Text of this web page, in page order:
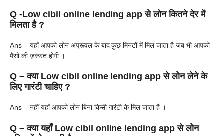
Q -Low cibil online lending app से लोन कितने देर में
मिलता है ?
Ans – यहाँ आपको लोन अप्रूवल के बाद कुछ मिनटों में मिल जाता है जब भी आपको
पैसों की ज़रूरत होगी ।
Q – क्या Low cibil online lending app से लोन लेने के
लिए गारंटी चाहिए ?
Ans – नहीं यहाँ आपको लोन बिना किसी गारंटी के मिल जाता है ।
Q – क्या यहाँ Low cibil online lending app से लोन